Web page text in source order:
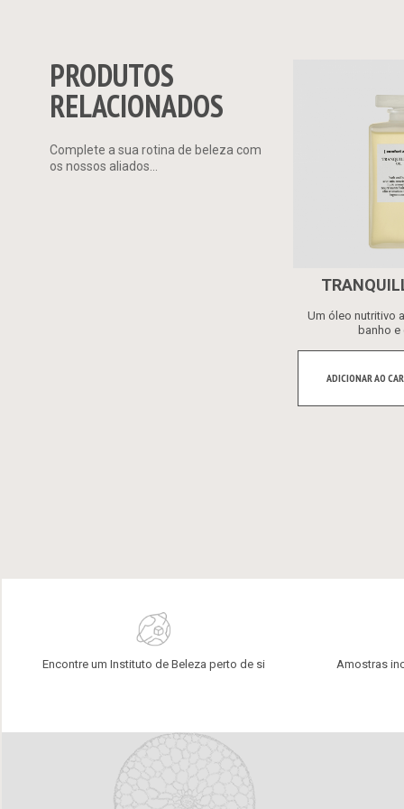
PRODUTOS
RELACIONADOS
Complete a sua rotina de beleza com
os nossos aliados...
Um óleo nutritivo
banho e
ADICIONAR AO
Encontre um Instituto de Beleza perto de si Amostras